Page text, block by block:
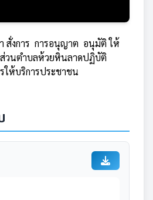
สั่งการ การอนุญาต อนุมัติ ให้
ส่วนตำบลห้วยหินลาดปฏิบัติ
ให้บริการประชาชน